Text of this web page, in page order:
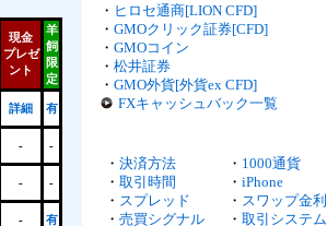
現金
プレゼ
ント
羊
飼
限
定
詳細 有
- -
- -
- 有
・ ヒロセ通商[LION CFD]
・ GMOクリック証券[CFD]
・ GMOコイン
・ 松井証券
・ GMO外貨[外貨ex CFD]
FXキャッシュバック一覧
・ 決済方法 ・ 1000通貨
・ 取引時間 ・ iPhone
・ スプレッド ・ スワップ金利
・ 売買シグナル ・ 取引システム